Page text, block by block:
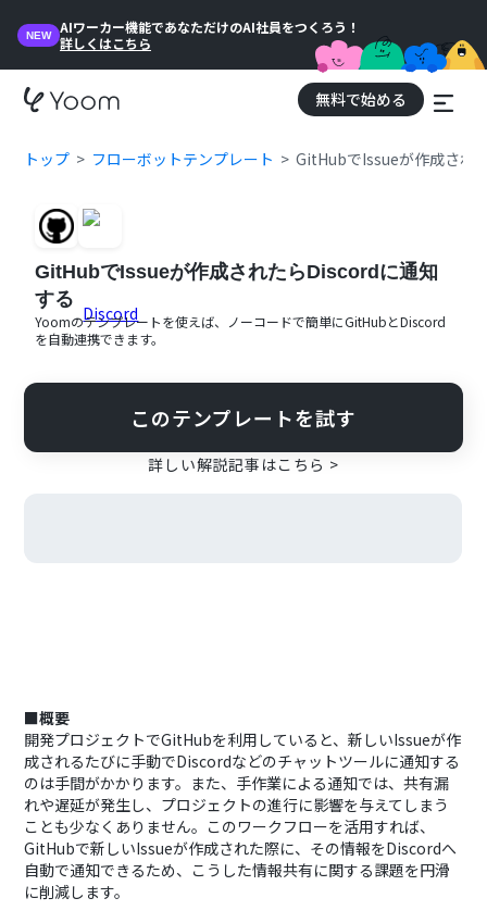
NEW
AIワーカー機能であなただけのAI社員をつくろう！
詳しくはこちら
無料で始める
トップ フローボットテンプレート GitHubでIssueが作成され
GitHubでIssueが作成されたらDiscordに通知
する
Yoomのテンプレートを使えば、ノーコードで簡単にGitHubとDiscord
を自動連携できます。
このテンプレートを試す
詳しい解説記事はこちら >
■概要
開発プロジェクトでGitHubを利用していると、新しいIssueが作
成されるたびに手動でDiscordなどのチャットツールに通知する
のは手間がかかります。また、手作業による通知では、共有漏
れや遅延が発生し、プロジェクトの進行に影響を与えてしまう
ことも少なくありません。このワークフローを活用すれば、
GitHubで新しいIssueが作成された際に、その情報をDiscordへ
自動で通知できるため、こうした情報共有に関する課題を円滑
に削減します。